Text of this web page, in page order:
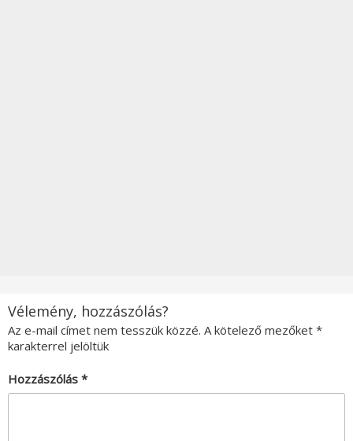
Vélemény, hozzászólás?
Az e-mail címet nem tesszük közzé. A kötelező mezőket *
karakterrel jelöltük
Hozzászólás *